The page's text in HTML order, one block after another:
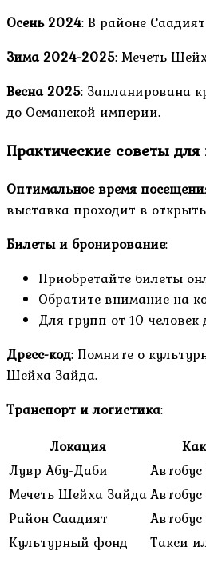
Осень 2024: В районе
Зима 2024-2025: Мечеть
Весна 2025: Запланирована
до Османской империи.
Практические советы для
Оптимальное время
выставка проходит в
Билеты и бронирование:
Приобретайте билеты
Обратите внимание на
Для групп от 10
Дресс-код: Помните о
Шейха Зайда.
Транспорт и логистика:
Локация
Лувр Абу-Даби
Мечеть Шейха Зайда
Район Саадият
Культурный фонд
Такси